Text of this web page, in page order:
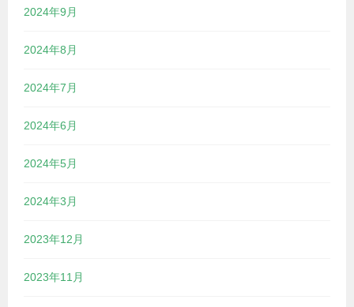
2024年9月
2024年8月
2024年7月
2024年6月
2024年5月
2024年3月
2023年12月
2023年11月